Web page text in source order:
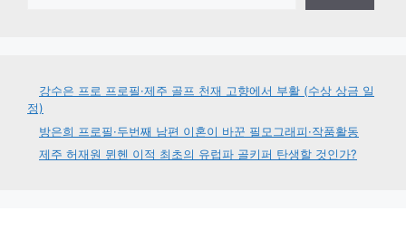
강수은 프로 프로필·제주 골프 천재 고향에서 부활 (수상 상금 일
정)
방은희 프로필·두번째 남편 이혼이 바꾼 필모그래피·작품활동
제주 허재원 뮌헨 이적 최초의 유럽파 골키퍼 탄생할 것인가?